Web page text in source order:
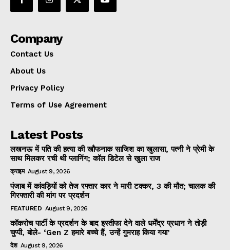
Company
Contact Us
About Us
Privacy Policy
Terms of Use Agreement
Latest Posts
लखनऊ में पति की हत्या की खौफनाक साजिश का खुलासा, पत्नी ने प्रेमी के
साथ मिलकर रची थी प्लानिंग; कॉल डिटेल से खुला राज
क्राइम August 9, 2026
पंजाब में कांवड़ियों को तेज रफ्तार कार ने मारी टक्कर, 3 की मौत; चालक की
गिरफ्तारी की मांग पर प्रदर्शन
FEATURED August 9, 2026
कॉकरोच पार्टी के प्रदर्शन के बाद इस्तीफा देने वाले धर्मेंद्र प्रधान ने तोड़ी
चुप्पी, बोले- ‘Gen Z हमारे बच्चे हैं, उन्हें गुमराह किया गया’
देश August 9, 2026